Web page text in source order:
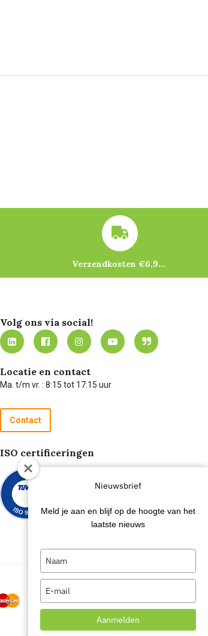
Verzendkosten €6,95 – gratis bij je eerste bestelling vanaf €200
Volg ons via social!
Locatie en contact
Ma. t/m vr. : 8:15 tot 17:15 uur
Contact
ISO certificeringen
Nieuwsbrief
Meld je aan en blijf op de hoogte van het
laatste nieuws
name
email
Aanmelden